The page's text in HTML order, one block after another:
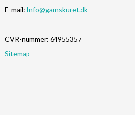
E-mail: Info@garnskuret.dk
CVR-nummer: 64955357
Sitemap